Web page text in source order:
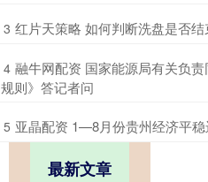
3 红片天策略 如何判断洗盘是否结
4 融牛网配资 国家能源局有关负
规则》答记者问
5 亚晶配资 1—8月份贵州经济平
最新文章